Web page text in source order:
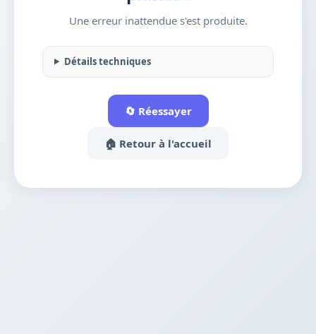
Une erreur inattendue s'est produite.
Détails techniques
🔄 Réessayer
🏠 Retour à l'accueil